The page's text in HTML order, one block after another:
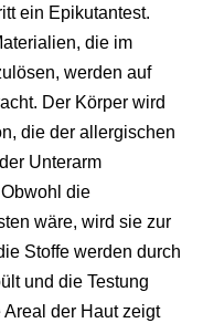
ein Epikutantest.
die im
werden auf
Der Körper wird
die der allergischen
Unterarm
die
wäre, wird sie zur
Stoffe werden durch
und die Testung
der Haut zeigt